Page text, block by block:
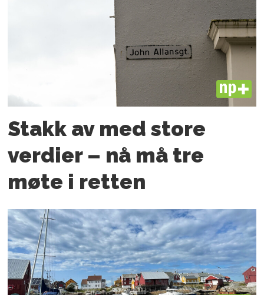
PLUS
Stakk av med store
verdier – nå må tre
møte i retten